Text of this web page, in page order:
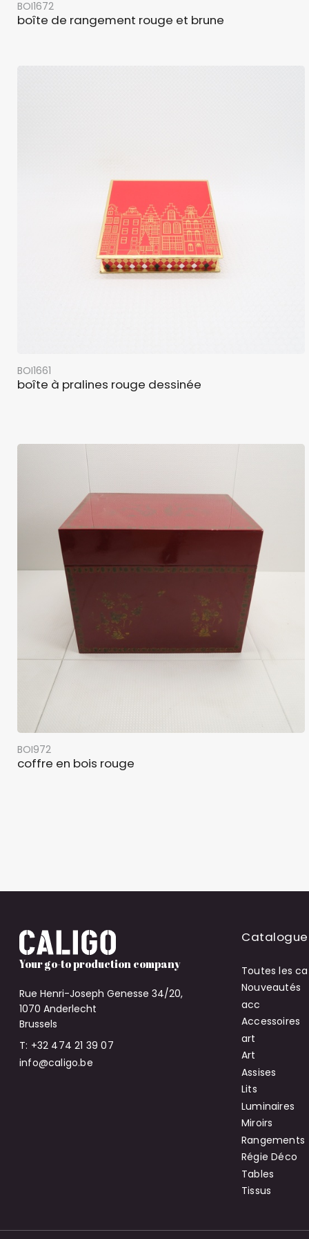
BOI1672
boîte de rangement rouge et brune
BOI1661
boîte à pralines rouge dessinée
BOI972
coffre en bois rouge
Your go-to production company
Rue Henri-Joseph Genesse 34/20,
1070 Anderlecht
Brussels
T: +32 474 21 39 07
info@caligo.be
Catalogue
Toutes les
Nouveautés
acc
Accessoires
art
Art
Assises
Lits
Luminaires
Miroirs
Rangements
Régie Déco
Tables
Tissus